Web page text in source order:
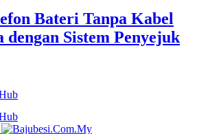
Bateri Tanpa Kabel
Sistem Penyejuk